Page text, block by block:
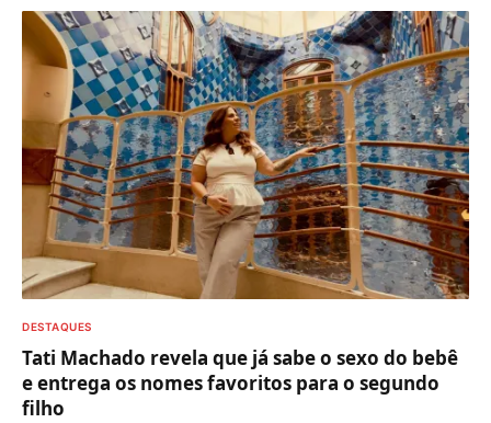
DESTAQUES
Tati Machado revela que já sabe o sexo do bebê
e entrega os nomes favoritos para o segundo
filho